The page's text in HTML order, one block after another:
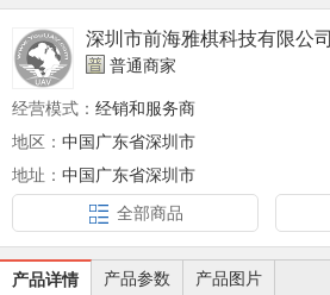
深圳市前海雅棋科技有限公司
普通商家
经营模式： 经销和服务商
地区： 中国广东省深圳市
地址： 中国广东省深圳市
全部商品
产品详情 产品参数 产品图片